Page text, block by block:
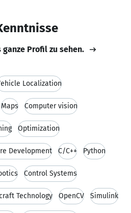
ganze Profil zu sehen.
Localization
Maps Computer vision
Optimization
Development C/C++ Python
Control Systems
Technology OpenCV Simulink